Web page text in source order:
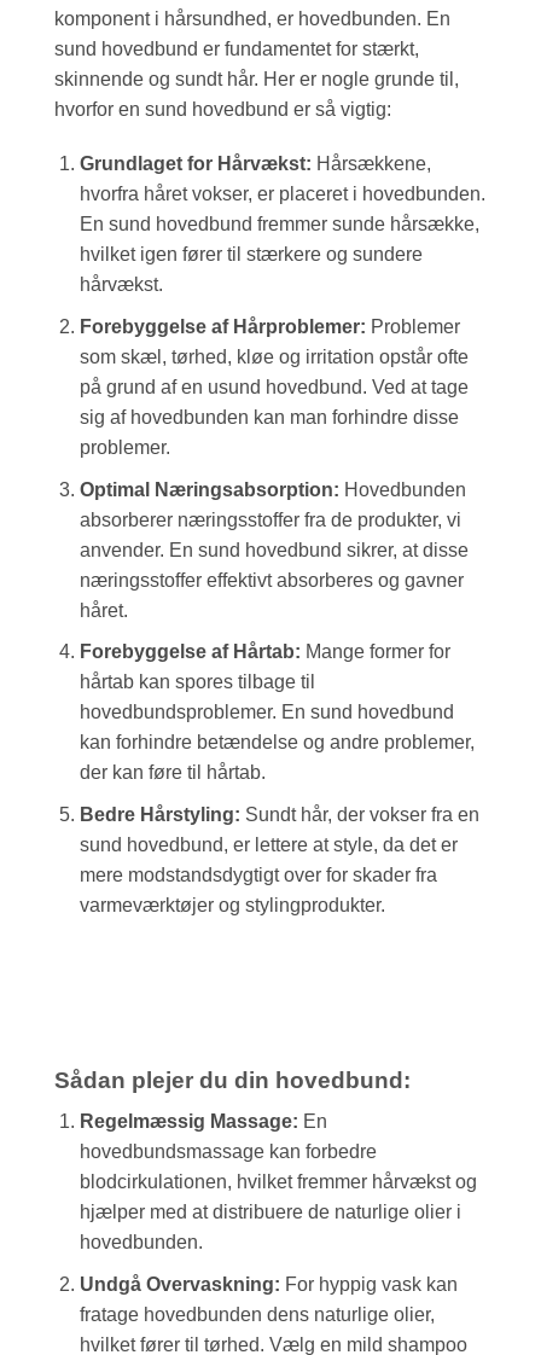
komponent i hårsundhed, er hovedbunden. En
sund hovedbund er fundamentet for stærkt,
skinnende og sundt hår. Her er nogle grunde til,
hvorfor en sund hovedbund er så vigtig:
Grundlaget for Hårvækst: Hårsækkene,
hvorfra håret vokser, er placeret i hovedbunden.
En sund hovedbund fremmer sunde hårsække,
hvilket igen fører til stærkere og sundere
hårvækst.
Forebyggelse af Hårproblemer: Problemer
som skæl, tørhed, kløe og irritation opstår ofte
på grund af en usund hovedbund. Ved at tage
sig af hovedbunden kan man forhindre disse
problemer.
Optimal Næringsabsorption: Hovedbunden
absorberer næringsstoffer fra de produkter, vi
anvender. En sund hovedbund sikrer, at disse
næringsstoffer effektivt absorberes og gavner
håret.
Forebyggelse af Hårtab: Mange former for
hårtab kan spores tilbage til
hovedbundsproblemer. En sund hovedbund
kan forhindre betændelse og andre problemer,
der kan føre til hårtab.
Bedre Hårstyling: Sundt hår, der vokser fra en
sund hovedbund, er lettere at style, da det er
mere modstandsdygtigt over for skader fra
varmeværktøjer og stylingprodukter.
Sådan plejer du din hovedbund:
Regelmæssig Massage: En
hovedbundsmassage kan forbedre
blodcirkulationen, hvilket fremmer hårvækst og
hjælper med at distribuere de naturlige olier i
hovedbunden.
Undgå Overvaskning: For hyppig vask kan
fratage hovedbunden dens naturlige olier,
hvilket fører til tørhed. Vælg en mild shampoo